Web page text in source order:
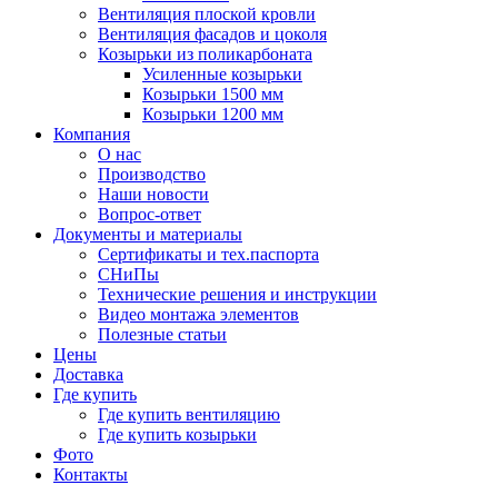
Вентиляция плоской кровли
Вентиляция фасадов и цоколя
Козырьки из поликарбоната
Усиленные козырьки
Козырьки 1500 мм
Козырьки 1200 мм
Компания
О нас
Производство
Наши новости
Вопрос-ответ
Документы и материалы
Сертификаты и тех.паспорта
СНиПы
Технические решения и инструкции
Видео монтажа элементов
Полезные статьи
Цены
Доставка
Где купить
Где купить вентиляцию
Где купить козырьки
Фото
Контакты